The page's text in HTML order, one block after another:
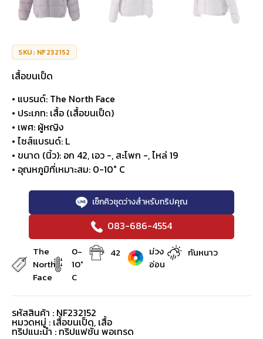
SKU: NF232152
เสื้อขนเป็ด
• แบรนด์: The North Face
• ประเภท: เสื้อ (เสื้อขนเป็ด)
• เพศ: ผู้หญิง
• ไซส์แบรนด์: L
• ขนาด (นิ้ว): อก 42, เอว -, สะโพก -, ไหล่ 19
• อุณหภูมิที่เหมาะสม: 0-10° C
เช็กคิวชุดว่างสำหรับทริปคุณ
083-686-4554
The
North
Face
0-
10°
C
42
ม่วง
อ่อน
กันหนาว
รหัสสินค้า : NF232152
หมวดหมู่ : เสื้อขนเป็ด, เสื้อ
ทริปแนะนำ : ทริปแฟชั่น พอเทรด